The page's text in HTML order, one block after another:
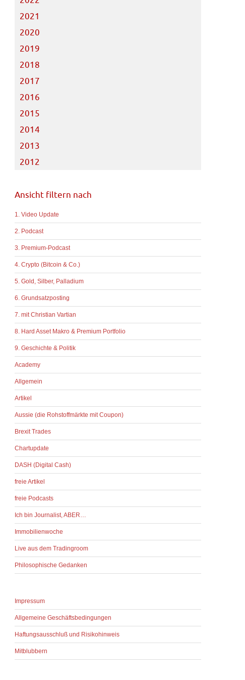
2021
2020
2019
2018
2017
2016
2015
2014
2013
2012
Ansicht filtern nach
1. Video Update
2. Podcast
3. Premium-Podcast
4. Crypto (Bitcoin & Co.)
5. Gold, Silber, Palladium
6. Grundsatzposting
7. mit Christian Vartian
8. Hard Asset Makro & Premium Portfolio
9. Geschichte & Politik
Academy
Allgemein
Artikel
Aussie (die Rohstoffmärkte mit Coupon)
Brexit Trades
Chartupdate
DASH (Digital Cash)
freie Artikel
freie Podcasts
Ich bin Journalist, ABER…
Immobilienwoche
Live aus dem Tradingroom
Philosophische Gedanken
Impressum
Allgemeine Geschäftsbedingungen
Haftungsausschluß und Risikohinweis
Mitblubbern